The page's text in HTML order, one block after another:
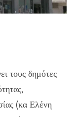
τους δημότες
(κα Ελένη